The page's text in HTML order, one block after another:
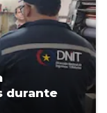
durante